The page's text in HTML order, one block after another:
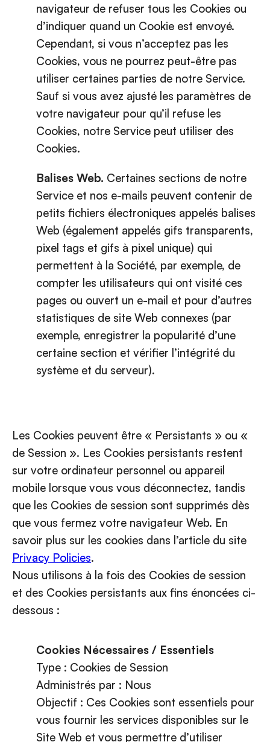
navigateur de refuser tous les Cookies ou
d’indiquer quand un Cookie est envoyé.
Cependant, si vous n’acceptez pas les
Cookies, vous ne pourrez peut-être pas
utiliser certaines parties de notre Service.
Sauf si vous avez ajusté les paramètres de
votre navigateur pour qu’il refuse les
Cookies, notre Service peut utiliser des
Cookies.
Balises Web. Certaines sections de notre
Service et nos e-mails peuvent contenir de
petits fichiers électroniques appelés balises
Web (également appelés gifs transparents,
pixel tags et gifs à pixel unique) qui
permettent à la Société, par exemple, de
compter les utilisateurs qui ont visité ces
pages ou ouvert un e-mail et pour d’autres
statistiques de site Web connexes (par
exemple, enregistrer la popularité d’une
certaine section et vérifier l’intégrité du
système et du serveur).
Les Cookies peuvent être « Persistants » ou «
de Session ». Les Cookies persistants restent
sur votre ordinateur personnel ou appareil
mobile lorsque vous vous déconnectez, tandis
que les Cookies de session sont supprimés dès
que vous fermez votre navigateur Web. En
savoir plus sur les cookies dans l’article du site
Privacy Policies.
Nous utilisons à la fois des Cookies de session
et des Cookies persistants aux fins énoncées ci-
dessous :
Cookies Nécessaires / Essentiels
Type : Cookies de Session
Administrés par : Nous
Objectif : Ces Cookies sont essentiels pour
vous fournir les services disponibles sur le
Site Web et vous permettre d’utiliser